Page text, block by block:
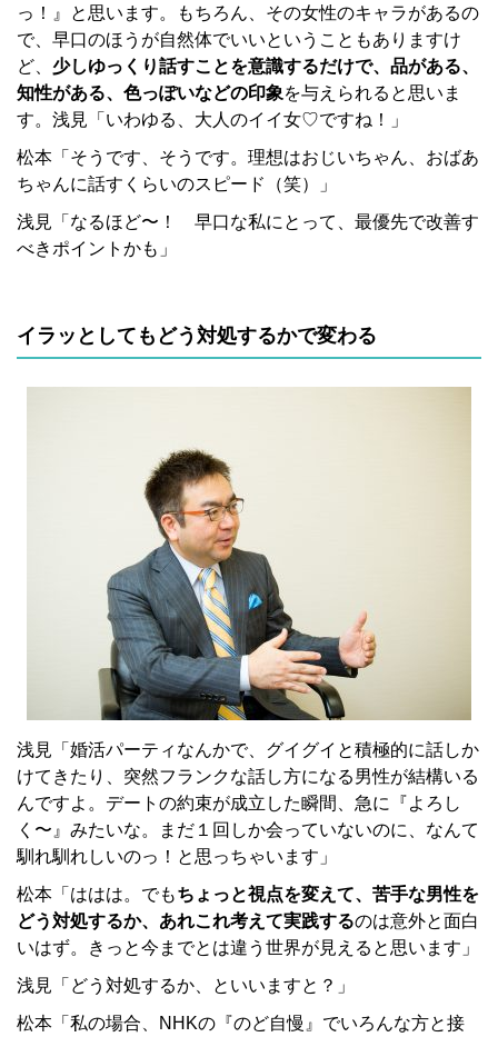
っ！』と思います。もちろん、その女性のキャラがあるの
で、早口のほうが自然体でいいということもありますけ
ど、 少しゆっくり話すことを意識するだけで、品がある、
知性がある、色っぽいなどの印象を与えられると思いま
す。浅見「いわゆる、大人のイイ女♡ですね！」
松本「そうです、そうです。理想はおじいちゃん、おばあ
ちゃんに話すくらいのスピード（笑）」
浅見「なるほど〜！ 早口な私にとって、最優先で改善す
べきポイントかも」
イラッとしてもどう対処するかで変わる
浅見「婚活パーティなんかで、グイグイと積極的に話しか
けてきたり、突然フランクな話し方になる男性が結構いる
んですよ。デートの約束が成立した瞬間、急に『よろし
く〜』みたいな。まだ１回しか会っていないのに、なんて
馴れ馴れしいのっ！と思っちゃいます」
松本「ははは。でもちょっと視点を変えて、苦手な男性を
どう対処するか、あれこれ考えて実践するのは意外と面白
いはず。きっと今までとは違う世界が見えると思います」
浅見「どう対処するか、といいますと？」
松本「私の場合、NHKの『のど自慢』でいろんな方と接